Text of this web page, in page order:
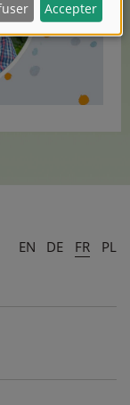
EN DE FR PL